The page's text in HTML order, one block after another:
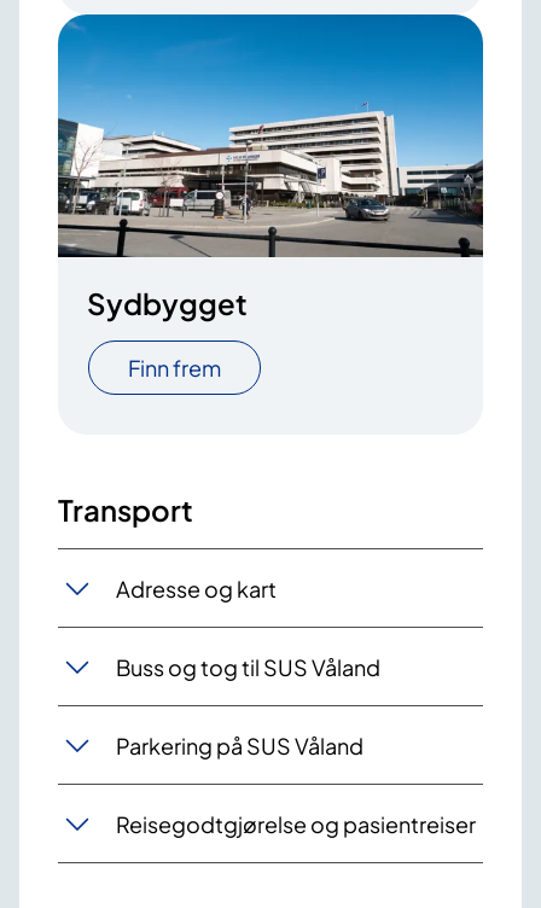
Sydbygget
Finn frem
Transport
Adresse og kart
Buss og tog til SUS Våland
Parkering på SUS Våland
Reisegodtgjørelse og pasientreiser